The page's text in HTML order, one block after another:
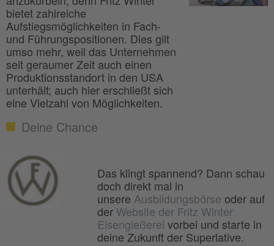
bietet zahlreiche
Aufstiegsmöglichkeiten in Fach-
und Führungspositionen. Dies gilt
umso mehr, weil das Unternehmen
seit geraumer Zeit auch einen
Produktionsstandort in den USA
unterhält; auch hier erschließt sich
eine Vielzahl von Möglichkeiten.
Deine Chance
Das klingt spannend? Dann schau
doch direkt mal in
unsere Ausbildungsbörse oder auf
der Website der Fritz Winter
Eisengießerei vorbei und starte in
deine Zukunft der Superlative.